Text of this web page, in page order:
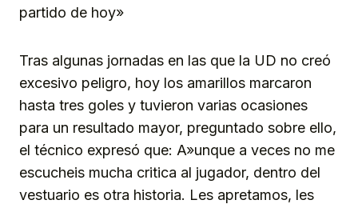
partido de hoy»
Tras algunas jornadas en las que la UD no creó
excesivo peligro, hoy los amarillos marcaron
hasta tres goles y tuvieron varias ocasiones
para un resultado mayor, preguntado sobre ello,
el técnico expresó que: A»unque a veces no me
escucheis mucha critica al jugador, dentro del
vestuario es otra historia. Les apretamos, les